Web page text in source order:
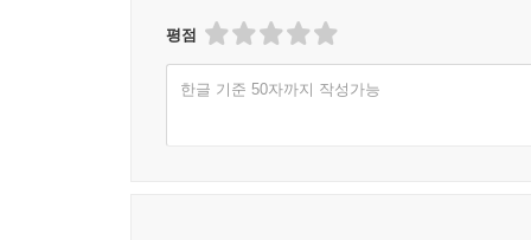
작은 시골 마을에서 벌어지는 수상한 사건들을
평점
한글 기준 50자까지 작성가능